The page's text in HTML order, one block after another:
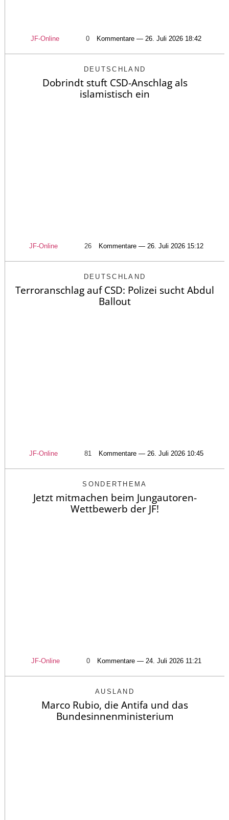
JF-Online 0 Kommentare — 26. Juli 2026 18:42
DEUTSCHLAND
Dobrindt stuft CSD-Anschlag als
islamistisch ein
JF-Online 26 Kommentare — 26. Juli 2026 15:12
DEUTSCHLAND
Terroranschlag auf CSD: Polizei sucht Abdul
Ballout
JF-Online 81 Kommentare — 26. Juli 2026 10:45
SONDERTHEMA
Jetzt mitmachen beim Jungautoren-
Wettbewerb der JF!
JF-Online 0 Kommentare — 24. Juli 2026 11:21
AUSLAND
Marco Rubio, die Antifa und das
Bundesinnenministerium